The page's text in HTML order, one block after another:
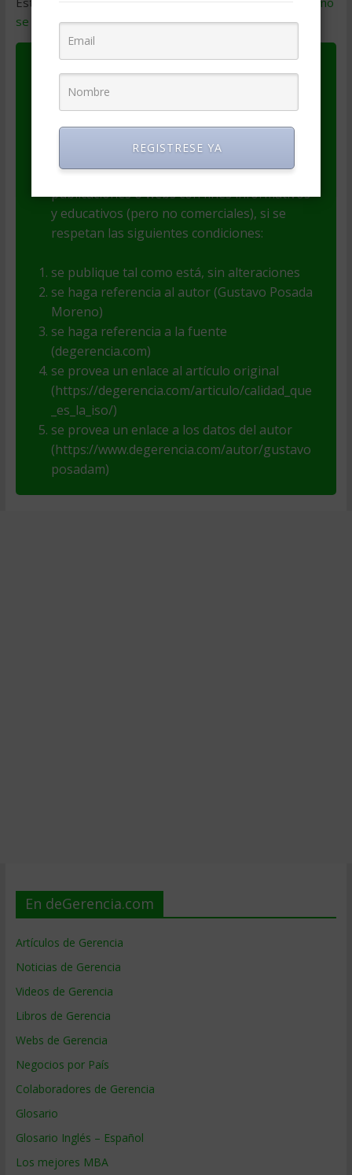
se procesan los datos de tus comentarios.
Este artículo es Copyright de su autor(a). El
autor(a) es responsable por el contenido y
las opiniones expresadas, así como de la
legitimidad de su autoría.
El contenido puede ser incluido en
publicaciones o webs con fines informativos
y educativos (pero no comerciales), si se
respetan las siguientes condiciones:
se publique tal como está, sin alteraciones
se haga referencia al autor (Gustavo Posada
Moreno)
se haga referencia a la fuente
(degerencia.com)
se provea un enlace al artículo original
(https://degerencia.com/articulo/calidad_que
_es_la_iso/)
se provea un enlace a los datos del autor
(https://www.degerencia.com/autor/gustavo
posadam)
En deGerencia.com
Artículos de Gerencia
Noticias de Gerencia
Videos de Gerencia
Libros de Gerencia
Webs de Gerencia
Negocios por País
Colaboradores de Gerencia
Glosario
Glosario Inglés – Español
Los mejores MBA
REGISTRESE YA